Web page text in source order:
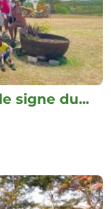
signe du...